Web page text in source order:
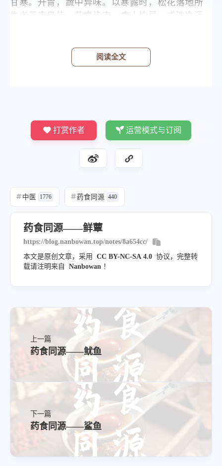
甘寒。开胃，蔬中异味。以寒露时，松花落地所
设莫辨良毒，切勿轻尝。中其毒者，以地浆、金
阅读全文
打赏作者 运营模式与订阅
#中医 1776 #药食同源 440
药食同源——鲜蕈
https://blog.nanbowan.top/notes/8a654cc/
本文是原创文章，采用
CC BY-NC-SA 4.0 协议，完整转
载请注明来自
Nanbowan ！
上一篇
药食同源——鱿鱼
下一篇
药食同源——鲨鱼